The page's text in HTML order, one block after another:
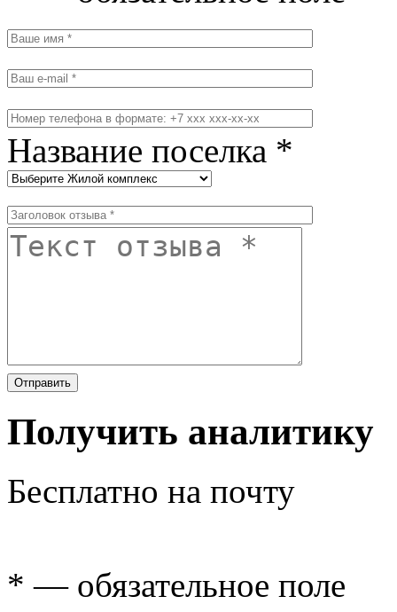
Название поселка *
Получить аналитику
Бесплатно на почту
* — обязательное поле